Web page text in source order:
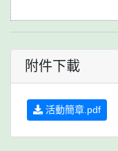
附件下載
活動簡章.pdf